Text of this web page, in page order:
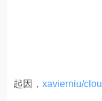
起因，xavierniu/